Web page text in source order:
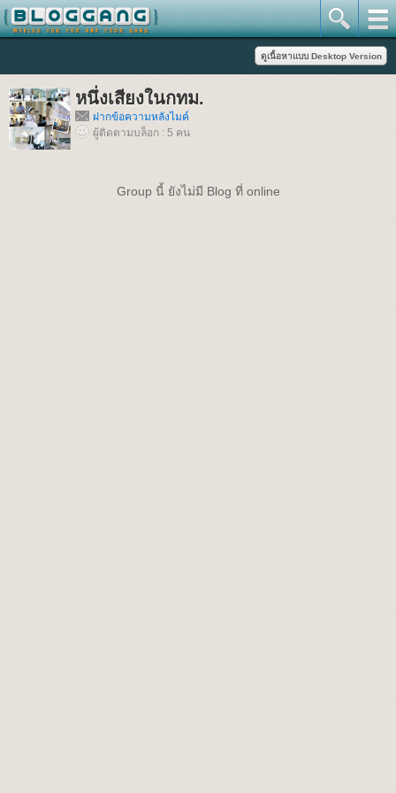
หนึ่งเสียงในกทม.
ฝากข้อความหลังไมค์
ผู้ติดตามบล็อก : 5 คน
Group นี้ ยังไม่มี Blog ที่ online